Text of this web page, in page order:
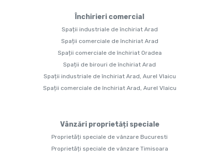
Închirieri comercial
Spații industriale de închiriat Arad
Spații comerciale de închiriat Arad
Spații comerciale de închiriat Oradea
Spații de birouri de închiriat Arad
Spații industriale de închiriat Arad, Aurel Vlaicu
Spații comerciale de închiriat Arad, Aurel Vlaicu
Vânzări proprietăți speciale
Proprietăți speciale de vânzare Bucuresti
Proprietăți speciale de vânzare Timisoara